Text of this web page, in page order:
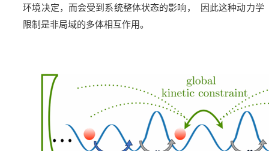
环境决定，而会受到系统整体状态的影响， 因此这种动力学
限制是非局域的多体相互作用。